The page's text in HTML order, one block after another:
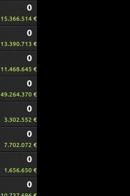
0
15.366.514 €
0
13.390.713 €
0
11.468.645 €
0
49.264.370 €
0
3.302.552 €
0
7.702.072 €
0
1.656.650 €
0